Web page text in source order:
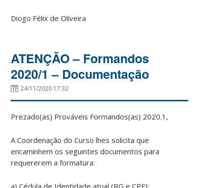
Diogo Félix de Oliveira
ATENÇÃO – Formandos
2020/1 – Documentação
24/11/2020 17:32
Prezado(as) Prováveis Formandos(as) 2020.1,
A Coordenação do Curso lhes solicita que
encaminhem os seguintes documentos para
requererem a formatura:
a) Cédula de Identidade atual (RG e CPF);